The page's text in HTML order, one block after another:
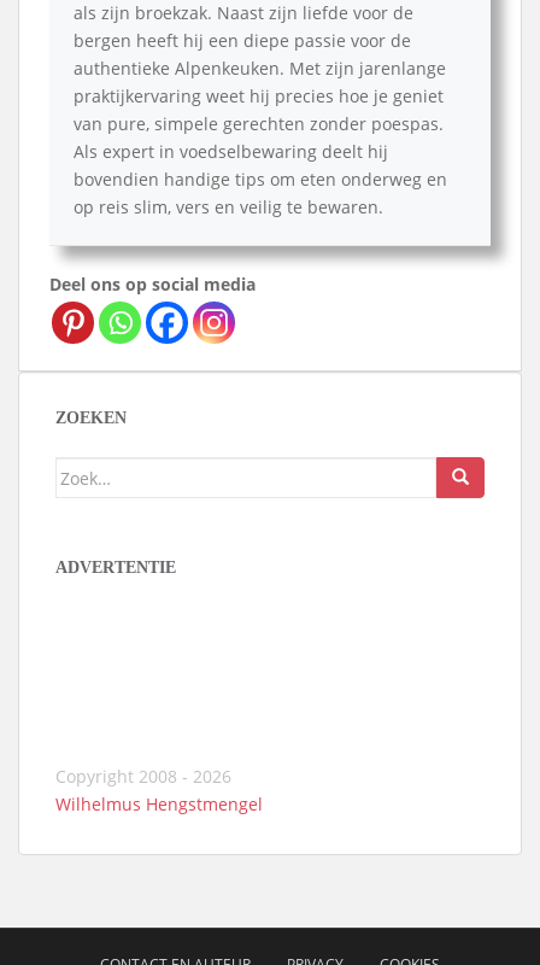
als zijn broekzak. Naast zijn liefde voor de
bergen heeft hij een diepe passie voor de
authentieke Alpenkeuken. Met zijn jarenlange
praktijkervaring weet hij precies hoe je geniet
van pure, simpele gerechten zonder poespas.
Als expert in voedselbewaring deelt hij
bovendien handige tips om eten onderweg en
op reis slim, vers en veilig te bewaren.
Deel ons op social media
ZOEKEN
Zoek
ADVERTENTIE
Copyright 2008 - 2026
Wilhelmus Hengstmengel